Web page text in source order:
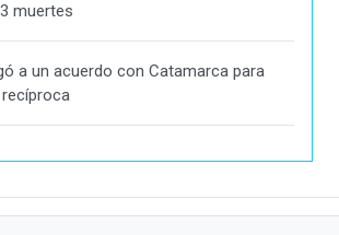
muertes
a un acuerdo con Catamarca para